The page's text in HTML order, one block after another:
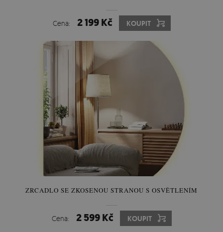
Cena: 2 199 Kč KOUPIT
ZRCADLO SE ZKOSENOU STRANOU S OSVĚTLENÍM
Cena: 2 599 Kč KOUPIT